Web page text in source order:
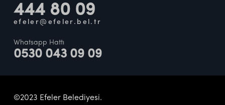
444 80 09
efeler@efeler.bel.tr
Whatsapp Hattı
0530 043 09 09
©2023 Efeler Belediyesi.